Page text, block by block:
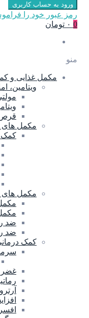
ورود به حساب کاربری
رمز عبور خود را
0 ۰ تومان
منو
مکمل غذایی و
ویتامین،
مکمل های
کمک
مکمل های
ضد
ضد
کمک